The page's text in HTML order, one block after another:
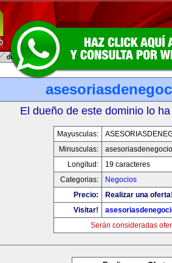
El dueño de este dominio lo
Mayusculas:
Minusculas:
Longitud:
19 caracteres
Categorias:
Negocios
Precio:
Realizar una
Visitar!
Serán consideradas